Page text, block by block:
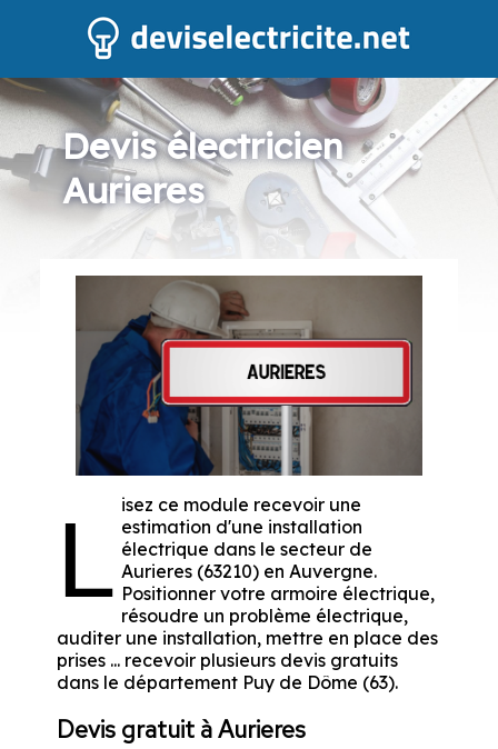
Devis électricien
Aurieres
L isez ce module recevoir une
estimation d'une installation
électrique dans le secteur de
Aurieres (63210) en Auvergne.
Positionner votre armoire électrique,
résoudre un problème électrique,
auditer une installation, mettre en place des
prises ... recevoir plusieurs devis gratuits
dans le département Puy de Dôme (63).
Devis gratuit à Aurieres